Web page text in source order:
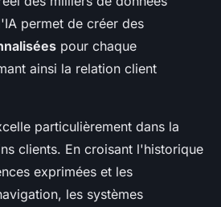
permet de créer des
pour chaque
ainsi la relation client
particulièrement dans la
clients. En croisant l'historique
exprimées et les
les systèmes